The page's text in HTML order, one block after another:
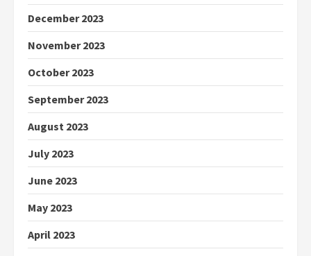
December 2023
November 2023
October 2023
September 2023
August 2023
July 2023
June 2023
May 2023
April 2023